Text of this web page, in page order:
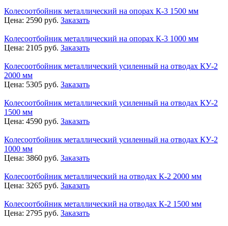
Колесоотбойник металлический на опорах К-3 1500 мм
Цена: 2590 руб. Заказать
Колесоотбойник металлический на опорах К-3 1000 мм
Цена: 2105 руб. Заказать
Колесоотбойник металлический усиленный на отводах КУ-2
2000 мм
Цена: 5305 руб. Заказать
Колесоотбойник металлический усиленный на отводах КУ-2
1500 мм
Цена: 4590 руб. Заказать
Колесоотбойник металлический усиленный на отводах КУ-2
1000 мм
Цена: 3860 руб. Заказать
Колесоотбойник металлический на отводах К-2 2000 мм
Цена: 3265 руб. Заказать
Колесоотбойник металлический на отводах К-2 1500 мм
Цена: 2795 руб. Заказать